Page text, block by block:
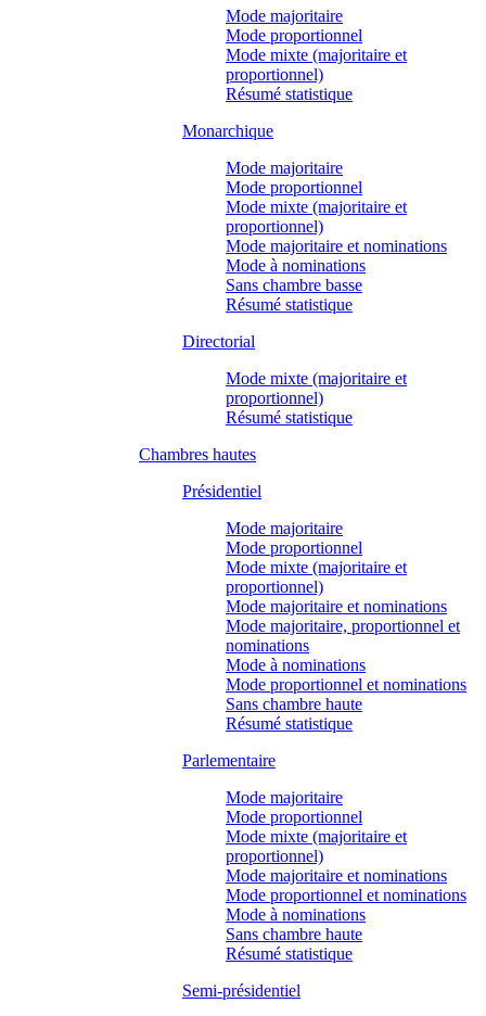
Mode majoritaire
Mode proportionnel
Mode mixte (majoritaire et
proportionnel)
Résumé statistique
Monarchique
Mode majoritaire
Mode proportionnel
Mode mixte (majoritaire et
proportionnel)
Mode majoritaire et nominations
Mode à nominations
Sans chambre basse
Résumé statistique
Directorial
Mode mixte (majoritaire et
proportionnel)
Résumé statistique
Chambres hautes
Présidentiel
Mode majoritaire
Mode proportionnel
Mode mixte (majoritaire et
proportionnel)
Mode majoritaire et nominations
Mode majoritaire, proportionnel et
nominations
Mode à nominations
Mode proportionnel et nominations
Sans chambre haute
Résumé statistique
Parlementaire
Mode majoritaire
Mode proportionnel
Mode mixte (majoritaire et
proportionnel)
Mode majoritaire et nominations
Mode proportionnel et nominations
Mode à nominations
Sans chambre haute
Résumé statistique
Semi-présidentiel